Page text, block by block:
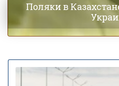
Поляки в